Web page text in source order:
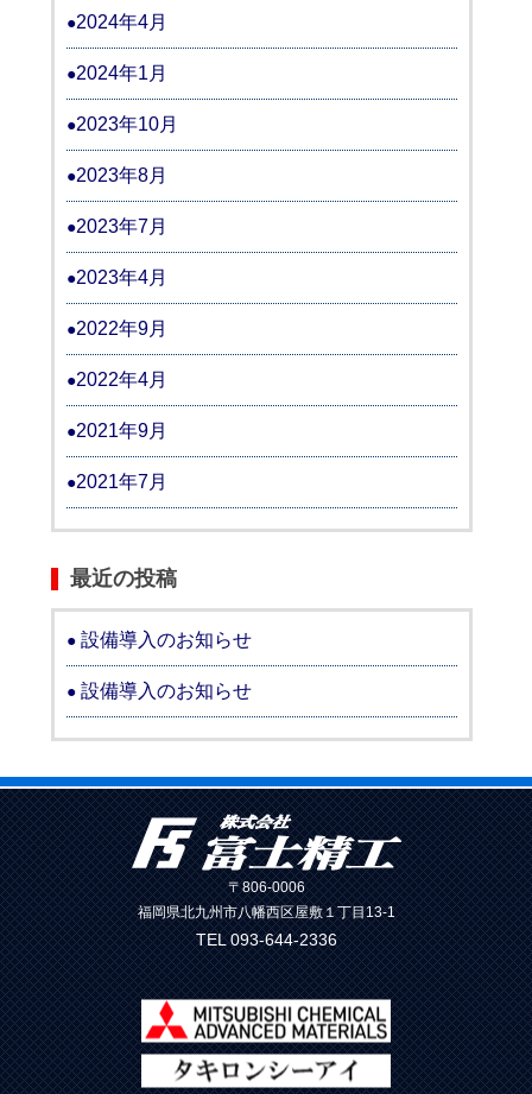
2024年4月
2024年1月
2023年10月
2023年8月
2023年7月
2023年4月
2022年9月
2022年4月
2021年9月
2021年7月
最近の投稿
設備導入のお知らせ
設備導入のお知らせ
〒806-0006
福岡県北九州市八幡西区屋敷１丁目13-1
TEL 093-644-2336